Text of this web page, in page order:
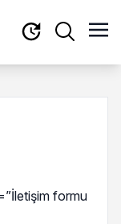
formu